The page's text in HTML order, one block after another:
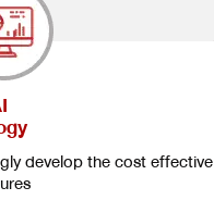
develop the cost effective